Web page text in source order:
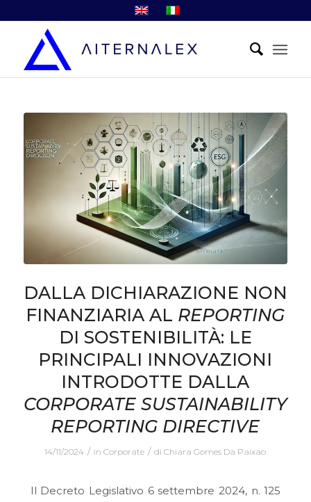
DALLA DICHIARAZIONE NON
FINANZIARIA AL REPORTING
DI SOSTENIBILITÀ: LE
PRINCIPALI INNOVAZIONI
INTRODOTTE DALLA
CORPORATE SUSTAINABILITY
REPORTING DIRECTIVE
14/11/2024 / inCorporate / diChiara Gomes Da Paixao
Il Decreto Legislativo 6 settembre 2024, n. 125